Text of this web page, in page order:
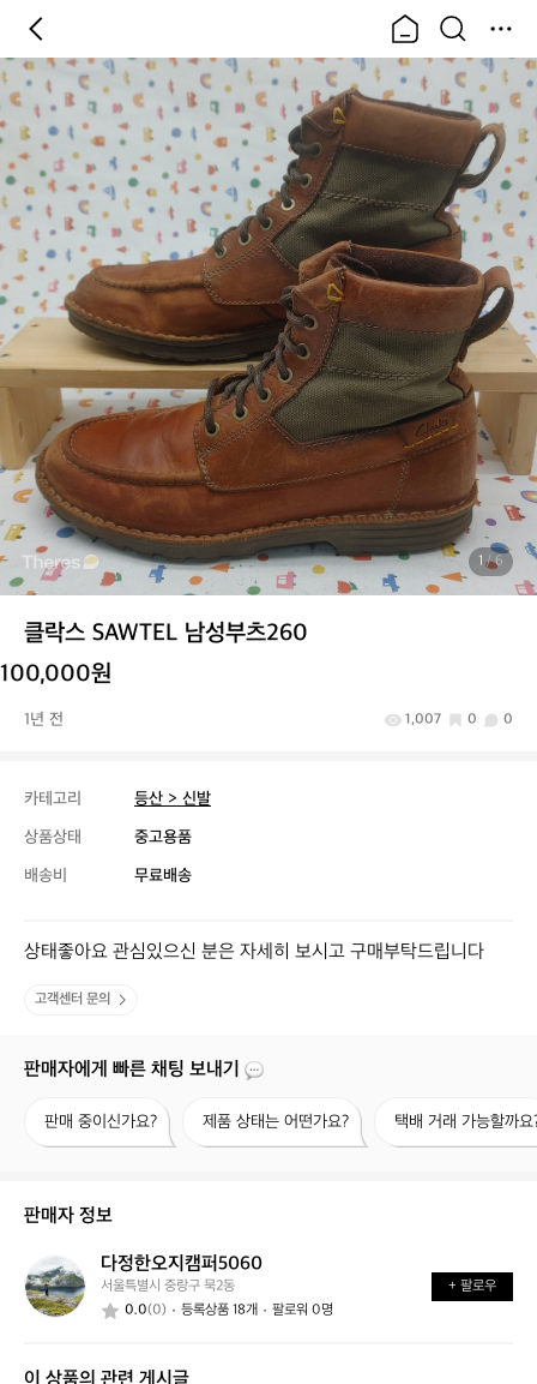
1 / 6
클락스 SAWTEL 남성부츠260
100,000원
1년 전 1,007 0 0
카테고리
등산 > 신발
상품상태
중고용품
배송비
무료배송
상태좋아요 관심있으신 분은 자세히 보시고 구매부탁드립니다
고객센터 문의
판매자에게 빠른 채팅 보내기
가
판매 중이신가요?
가
요?
제품 상태는 어떤가요? 택배 거래 가능할까요
판매자 정보
다
정
한
다정한오지캠퍼5060
서울특별시 중랑구 묵2동
0.0(0) 등록상품 18개 팔로워 0명
+ 팔로우